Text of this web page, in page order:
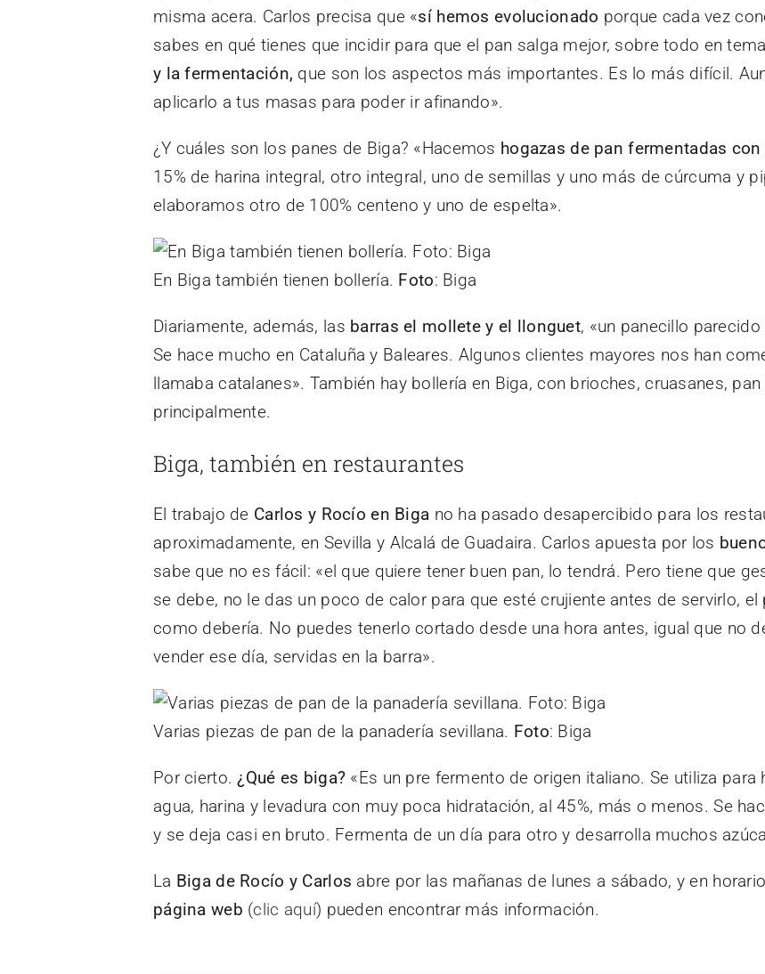
misma acera. Carlos precisa que «sí hemos evolucionado porque cada vez
sabes en qué tienes que incidir para que el pan salga mejor, sobre todo en
y la fermentación, que son los aspectos más importantes. Es lo más difícil.
aplicarlo a tus masas para poder ir afinando».
¿Y cuáles son los panes de Biga? «Hacemos hogazas de pan fermentadas
15% de harina integral, otro integral, uno de semillas y uno más de cúrcuma y
elaboramos otro de 100% centeno y uno de espelta».
En Biga también tienen bollería. Foto: Biga
Diariamente, además, las barras el mollete y el llonguet, «un panecillo
Se hace mucho en Cataluña y Baleares. Algunos clientes mayores nos han
llamaba catalanes». También hay bollería en Biga, con brioches, cruasanes,
principalmente.
Biga, también en restaurantes
El trabajo de Carlos y Rocío en Biga no ha pasado desapercibido para los
aproximadamente, en Sevilla y Alcalá de Guadaira. Carlos apuesta por los
sabe que no es fácil: «el que quiere tener buen pan, lo tendrá. Pero tiene que
se debe, no le das un poco de calor para que esté crujiente antes de servirlo,
como debería. No puedes tenerlo cortado desde una hora antes, igual que no
vender ese día, servidas en la barra».
Varias piezas de pan de la panadería sevillana. Foto: Biga
Por cierto.¿Qué es biga? «Es un pre fermento de origen italiano. Se utiliza
agua, harina y levadura con muy poca hidratación, al 45%, más o menos. Se
y se deja casi en bruto. Fermenta de un día para otro y desarrolla muchos
La Biga de Rocío y Carlos abre por las mañanas de lunes a sábado, y en
página web (clic aquí) pueden encontrar más información.